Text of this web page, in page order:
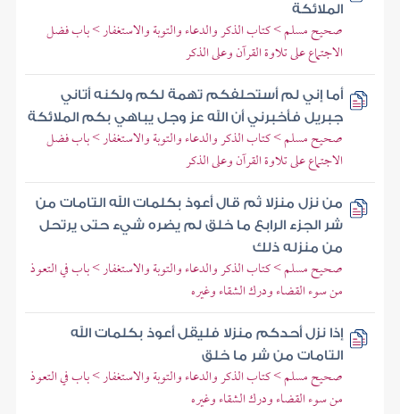
الملائكة
صحيح مسلم > كتاب الذكر والدعاء والتوبة والاستغفار > باب فضل
الاجتماع على تلاوة القرآن وعلى الذكر
أما إني لم أستحلفكم تهمة لكم ولكنه أتاني
جبريل فأخبرني أن الله عز وجل يباهي بكم الملائكة
صحيح مسلم > كتاب الذكر والدعاء والتوبة والاستغفار > باب فضل
الاجتماع على تلاوة القرآن وعلى الذكر
من نزل منزلا ثم قال أعوذ بكلمات الله التامات من
شر الجزء الرابع ما خلق لم يضره شيء حتى يرتحل
من منزله ذلك
صحيح مسلم > كتاب الذكر والدعاء والتوبة والاستغفار > باب في التعوذ
من سوء القضاء ودرك الشقاء وغيره
إذا نزل أحدكم منزلا فليقل أعوذ بكلمات الله
التامات من شر ما خلق
صحيح مسلم > كتاب الذكر والدعاء والتوبة والاستغفار > باب في التعوذ
من سوء القضاء ودرك الشقاء وغيره